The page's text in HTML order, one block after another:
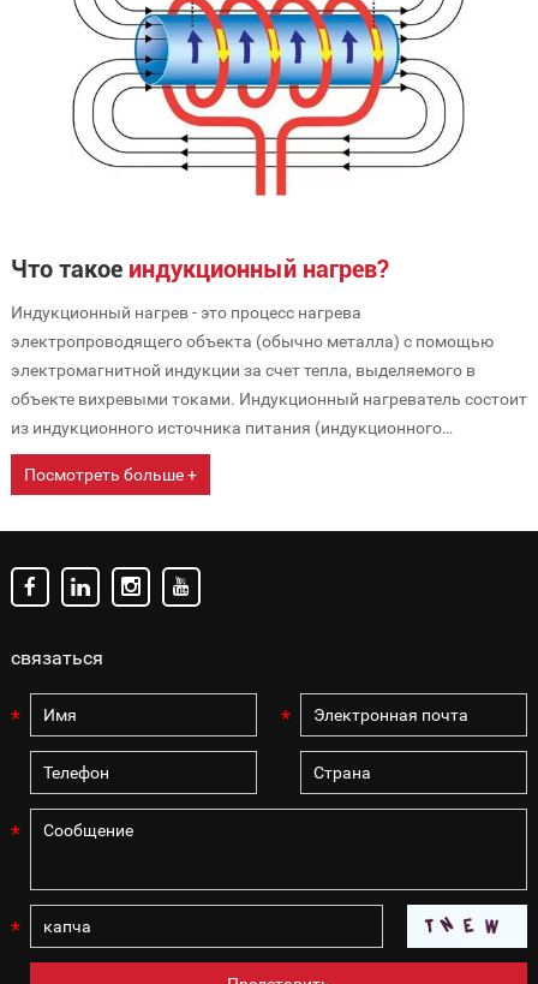
хорошими характеристиками
Что такое индукционный нагрев?
Индукционный нагрев - это процесс нагрева
электропроводящего объекта (обычно металла) с помощью
электромагнитной индукции за счет тепла, выделяемого в
объекте вихревыми токами. Индукционный нагреватель состоит
из индукционного источника питания (индукционного
нагревателя) и катушки индуктивности (катушки
индуктивности), форма которой соответствует контуру детали, а
Посмотреть больше +
связаться